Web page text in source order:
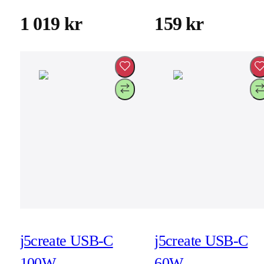
(JVAW61)
1 019 kr
1,8m
159 kr
j5create USB-C
j5create USB-C